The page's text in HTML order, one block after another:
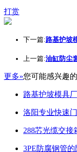
打赏
下一篇:路基护坡
上一篇:油缸防尘
更多»您可能感兴趣
路基护坡模具
洛阳专业快速
288芯光缆交接
3PE防腐钢管